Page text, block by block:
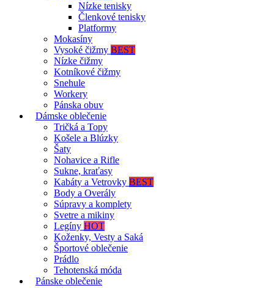
Nízke tenisky
Členkové tenisky
Platformy
Mokasíny
Vysoké čižmy BEST
Nízke čižmy
Kotníkové čižmy
Snehule
Workery
Pánska obuv
Dámske oblečenie
Tričká a Topy
Košele a Blúzky
Šaty
Nohavice a Rifle
Sukne, kraťasy
Kabáty a Vetrovky BEST
Body a Overály
Súpravy a komplety
Svetre a mikiny
Legíny HOT
Koženky, Vesty a Saká
Športové oblečenie
Prádlo
Tehotenská móda
Pánske oblečenie